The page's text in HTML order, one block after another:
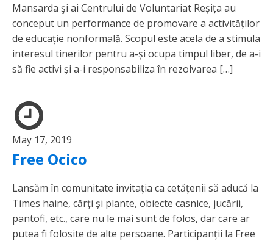
Mansarda şi ai Centrului de Voluntariat Reșița au
conceput un performance de promovare a activităților
de educație nonformală. Scopul este acela de a stimula
interesul tinerilor pentru a-și ocupa timpul liber, de a-i
să fie activi și a-i responsabiliza în rezolvarea […]
May 17, 2019
Free Ocico
Lansăm în comunitate invitația ca cetățenii să aducă la
Times haine, cărți și plante, obiecte casnice, jucării,
pantofi, etc., care nu le mai sunt de folos, dar care ar
putea fi folosite de alte persoane. Participanții la Free